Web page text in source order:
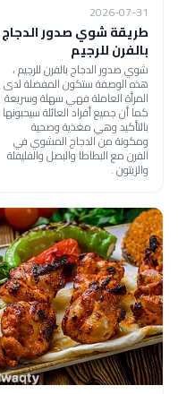
2026-07-31
طريقة شوي صدور الدجاج
بالفرن للرجيم
شوي صدور الدجاج بالفرن للرجيم ،
هذه الوصفة ستكون المفضلة لدى
المرأة العاملة فهي سهلة وسريعة
كما أن جميع أفراد العائلة سيحبونها
بالتأكيد وهي مغذية وصحية
ومكونة من الدجاج المشوي في
الفرن مع البطاطا والبصل والفليفلة
والزيتون .